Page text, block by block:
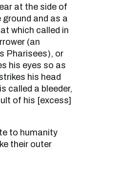
at the side of
and as a
which called in
(an
Pharisees), or
his eyes so as
his head
called a bleeder,
of his [excess]
their outer